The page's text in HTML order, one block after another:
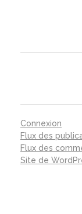
Connexion
Flux des
Flux des
Site de